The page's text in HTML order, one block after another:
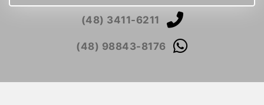
(48) 3411-6211
(48) 98843-8176